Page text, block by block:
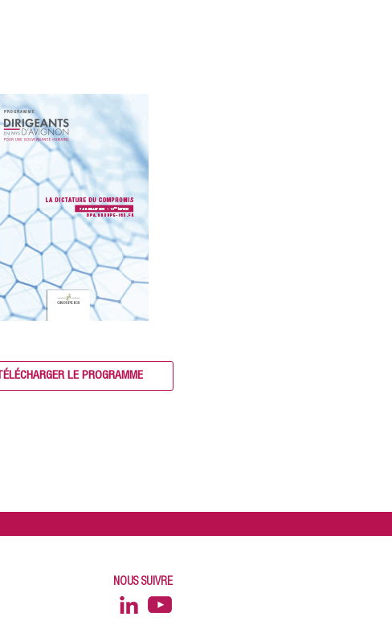
TÉLÉCHARGER LE PROGRAMME
NOUS SUIVRE